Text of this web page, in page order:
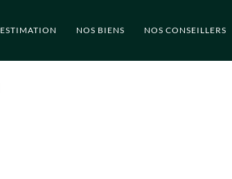
ESTIMATION NOS BIENS NOS CONSEILLERS